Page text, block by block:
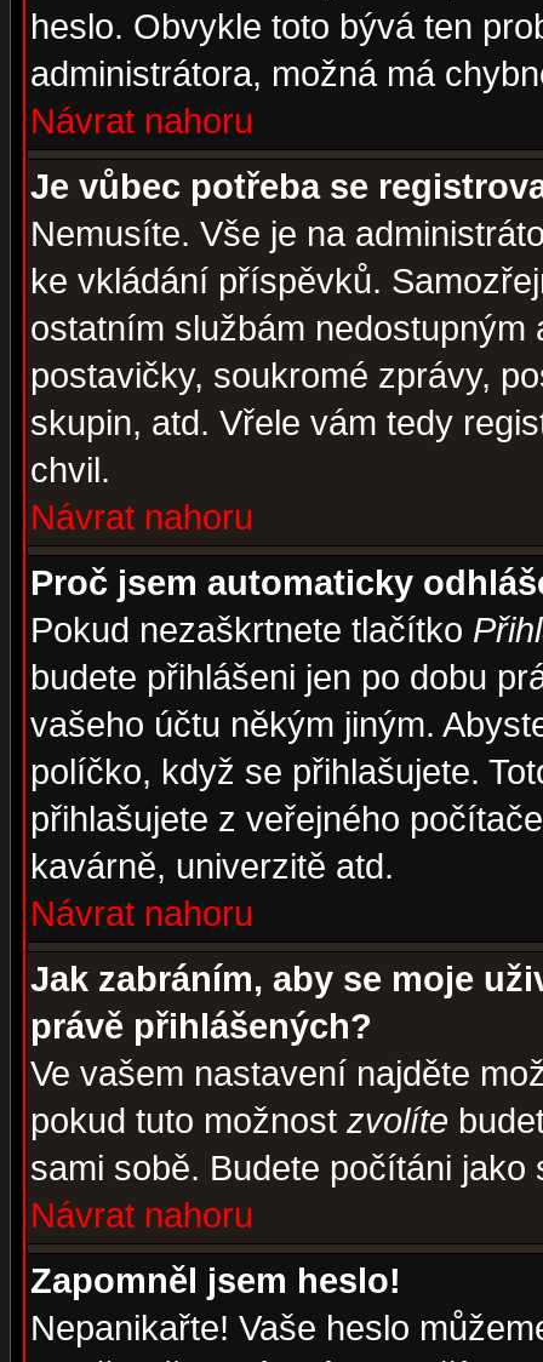
heslo. Obvykle toto bývá ten
administrátora, možná má
Návrat nahoru
Je vůbec potřeba se
Nemusíte. Vše je na
ke vkládání příspěvků.
ostatním službám
postavičky, soukromé zprávy,
skupin, atd. Vřele vám tedy
chvil.
Návrat nahoru
Proč jsem automaticky
Pokud nezaškrtnete tlačítko
budete přihlášeni jen po dobu
vašeho účtu někým jiným.
políčko, když se přihlašujete.
přihlašujete z veřejného
kavárně, univerzitě atd.
Návrat nahoru
Jak zabráním, aby se moje
právě přihlášených?
Ve vašem nastavení najděte
pokud tuto možnost zvolíte
sami sobě. Budete počítáni jako
Návrat nahoru
Zapomněl jsem heslo!
Nepanikařte! Vaše heslo